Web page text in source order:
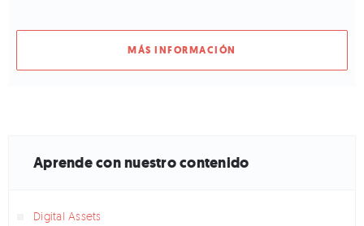
MÁS INFORMACIÓN
Aprende con nuestro contenido
Digital Assets